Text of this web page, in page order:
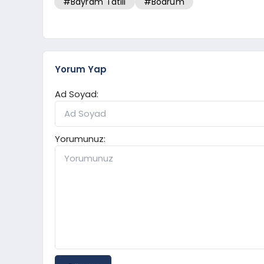
Yorum Yap
Ad Soyad:
Yorumunuz: